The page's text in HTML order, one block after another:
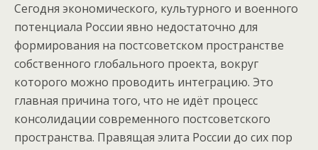
Сегодня экономического, культурного и военного
потенциала России явно недостаточно для
формирования на постсоветском пространстве
собственного глобального проекта, вокруг
которого можно проводить интеграцию. Это
главная причина того, что не идёт процесс
консолидации современного постсоветского
пространства. Правящая элита России до сих пор